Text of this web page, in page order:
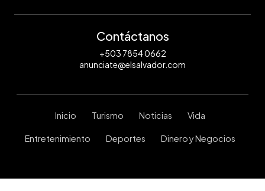
Contáctanos
+503 7854 0662
anunciate@elsalvador.com
Inicio Turismo Noticias Vida
Entretenimiento Deportes Dinero y Negocios